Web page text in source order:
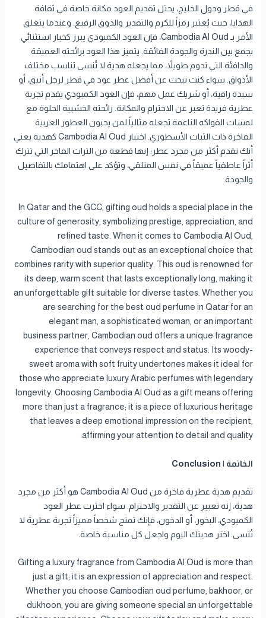
في قطر ودول الخليج، يحتل تقديم العود مكانة خاصة في ثقافة
الهدايا، حيث يُعتبر رمزاً للكرم والتقدير والذوق الرفيع. وعندما يتعلق
الأمر بـ Cambodia Al Oud، فإن العود الكمبودي يبرز كخيار استثنائي
يجمع بين الندرة والجودة الفائقة. يتميز هذا العود برائحته العميقة
والدافئة التي تدوم طويلاً، مما يجعله هدية لا تُنسى تناسب مختلف
الأذواق. سواء كنت تبحث عن أفضل عطر عود في قطر لرجل أنيق، أو
سيدة راقية، أو شريك عمل مهم، فإن العود الكمبودي يقدم تجربة
عطرية فريدة تعبر عن الاحترام والمكانة. رائحته الخشبية الحلوة مع
لمسات الفواكه الناعمة تجعله مثالياً لمن يحبون العطور العربية
الفاخرة ذات الثبات الأسطوري. اختيار Cambodia Al Oud كهدية يعني
أنك تقدم أكثر من مجرد عطر؛ إنها قطعة من التراث الفاخر التي تترك
أثراً عاطفياً عميقاً في نفس المتلقي، وتؤكد على اهتمامك بالتفاصيل
والجودة.
In Qatar and the GCC, gifting oud holds a special place in the
culture of generosity, symbolizing prestige, appreciation, and
refined taste. When it comes to Cambodia Al Oud,
Cambodian oud stands out as an exceptional choice that
combines rarity with superior quality. This oud is renowned for
its deep, warm scent that lasts exceptionally long, making it
an unforgettable gift suitable for diverse tastes. Whether you
are searching for the best oud perfume in Qatar for an
elegant man, a sophisticated woman, or an important
business partner, Cambodian oud offers a unique fragrance
experience that conveys respect and status. Its woody-
sweet aroma with soft fruity undertones makes it ideal for
those who appreciate luxury Arabic perfumes with legendary
longevity. Choosing Cambodia Al Oud as a gift means offering
more than just a fragrance; it is a piece of luxurious heritage
that leaves a deep emotional impression on the recipient,
affirming your attention to detail and quality.
الخاتمة | Conclusion
تقديم هدية عطرية فاخرة من Cambodia Al Oud هو أكثر من مجرد
هدية، إنه تعبير عن التقدير والاحترام. سواء اخترت عطر العود
الكمبودي، البخور، أو الدخون، فإنك تمنح شخصاً مميزاً تجربة عطرية لا
تُنسى. اختر هديتك اليوم واجعل كل مناسبة خاصة.
Gifting a luxury fragrance from Cambodia Al Oud is more than
just a gift; it is an expression of appreciation and respect.
Whether you choose Cambodian oud perfume, bakhoor, or
dukhoon, you are giving someone special an unforgettable